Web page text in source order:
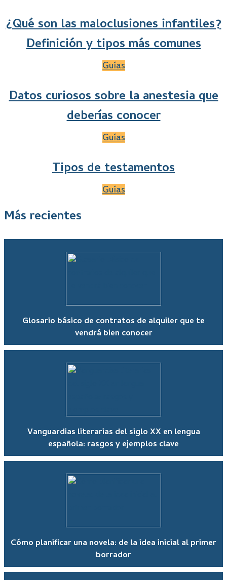
¿Qué son las maloclusiones infantiles?
Definición y tipos más comunes
Guías
Datos curiosos sobre la anestesia que
deberías conocer
Guías
Tipos de testamentos
Guías
Más recientes
Glosario básico de contratos de alquiler que te
vendrá bien conocer
Vanguardias literarias del siglo XX en lengua
española: rasgos y ejemplos clave
Cómo planificar una novela: de la idea inicial al primer
borrador